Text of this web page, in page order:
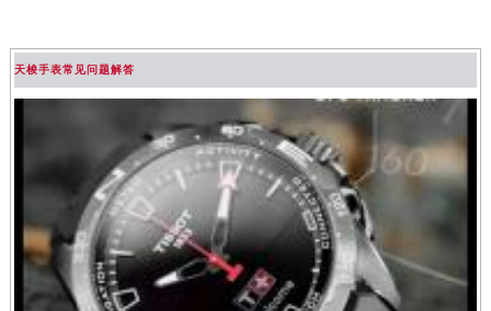
天梭手表常见问题解答